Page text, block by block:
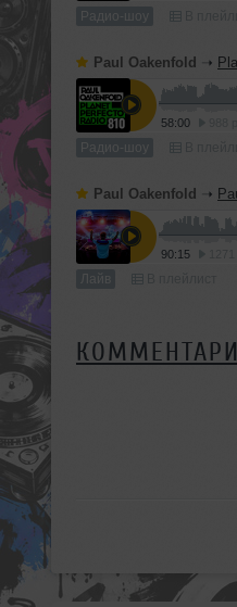
Радио-шоу
Paul Oakenfold ➝
58:00
Радио-шоу
Paul Oakenfold ➝
90:15
Лайв